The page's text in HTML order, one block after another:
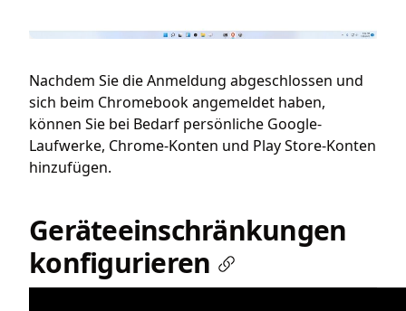
Nachdem Sie die Anmeldung abgeschlossen und
sich beim Chromebook angemeldet haben,
können Sie bei Bedarf persönliche Google-
Laufwerke, Chrome-Konten und Play Store-Konten
hinzufügen.
Geräteeinschränkungen
konfigurieren